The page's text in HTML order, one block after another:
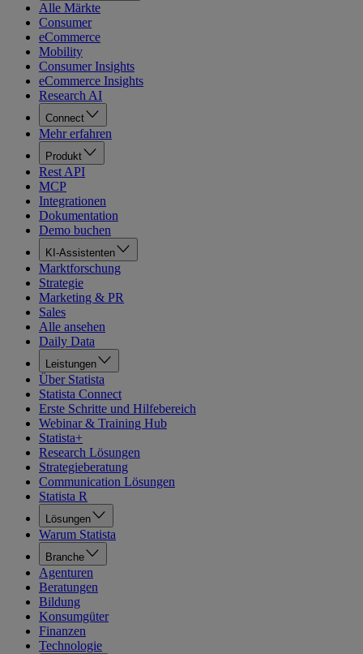
Alle Märkte
Consumer
eCommerce
Mobility
Consumer Insights
eCommerce Insights
Research AI
Connect
Mehr erfahren
Produkt
Rest API
MCP
Integrationen
Dokumentation
Demo buchen
KI-Assistenten
Marktforschung
Strategie
Marketing & PR
Sales
Alle ansehen
Daily Data
Leistungen
Über Statista
Statista Connect
Erste Schritte und Hilfebereich
Webinar & Training Hub
Statista+
Research Lösungen
Strategieberatung
Communication Lösungen
Statista R
Lösungen
Warum Statista
Branche
Agenturen
Beratungen
Bildung
Konsumgüter
Finanzen
Technologie